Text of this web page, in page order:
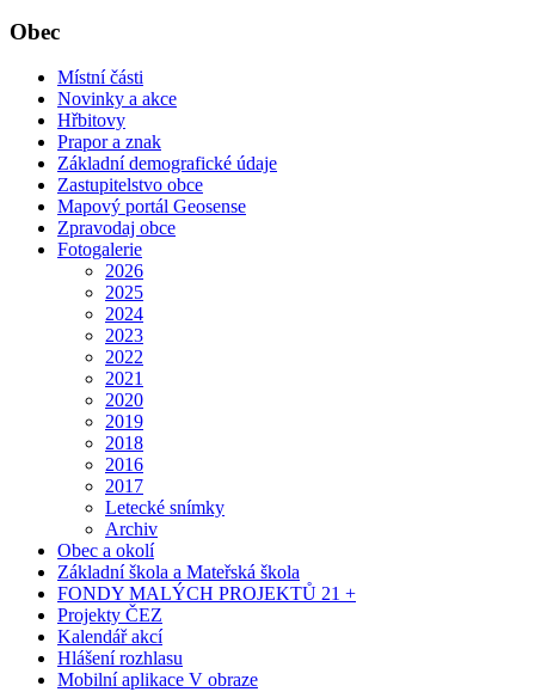
Obec
Místní části
Novinky a akce
Hřbitovy
Prapor a znak
Základní demografické údaje
Zastupitelstvo obce
Mapový portál Geosense
Zpravodaj obce
Fotogalerie
2026
2025
2024
2023
2022
2021
2020
2019
2018
2016
2017
Letecké snímky
Archiv
Obec a okolí
Základní škola a Mateřská škola
FONDY MALÝCH PROJEKTŮ 21 +
Projekty ČEZ
Kalendář akcí
Hlášení rozhlasu
Mobilní aplikace V obraze